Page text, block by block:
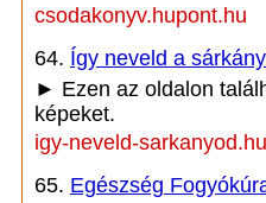
csodakonyv.hupont.hu
64. Így neveld a
► Ezen az oldalon
képeket.
igy-neveld-
65. Egészség